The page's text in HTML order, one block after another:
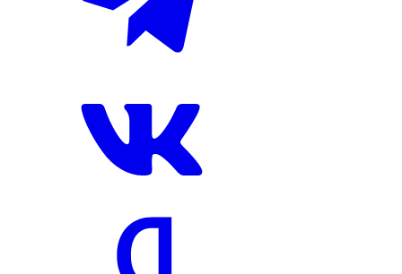
Дагестан
Дербент
маршруты
Подписывайтесь на наc в Google-news